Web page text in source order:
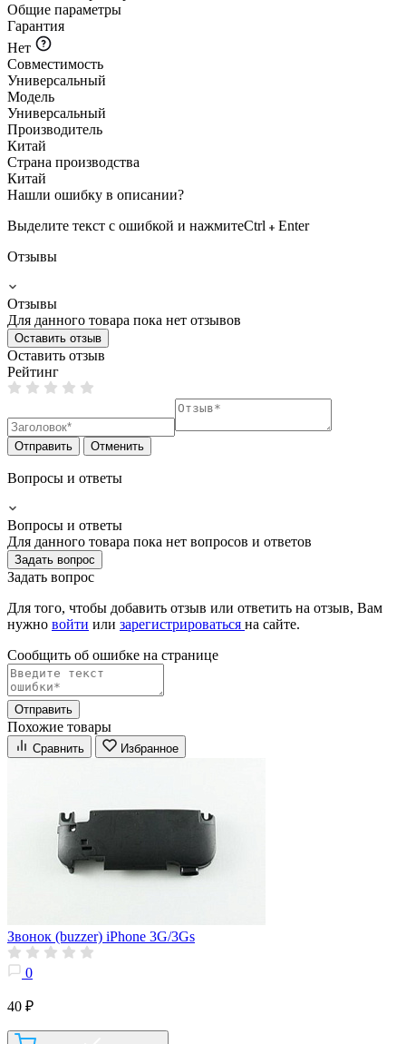
Общие параметры
Гарантия
Нет
Совместимость
Универсальный
Модель
Универсальный
Производитель
Китай
Страна производства
Китай
Нашли ошибку в описании?
Выделите текст с ошибкой и нажмитеCtrl
Enter
Отзывы
Отзывы
Для данного товара пока нет отзывов
Оставить отзыв
Оставить отзыв
Рейтинг
Отправить Отменить
Вопросы и ответы
Вопросы и ответы
Для данного товара пока нет вопросов и ответов
Задать вопрос
Задать вопрос
Для того, чтобы добавить отзыв или ответить на отзыв, Вам
нужно войти или зарегистрироваться на сайте.
Сообщить об ошибке на страницe
Отправить
Похожие товары
Сравнить Избранное
Звонок (buzzer) iPhone 3G/3Gs
0
40 ₽